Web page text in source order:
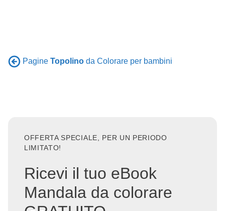
Pagine Topolino da Colorare per bambini
OFFERTA SPECIALE, PER UN PERIODO
LIMITATO!
Ricevi il tuo eBook
Mandala da colorare